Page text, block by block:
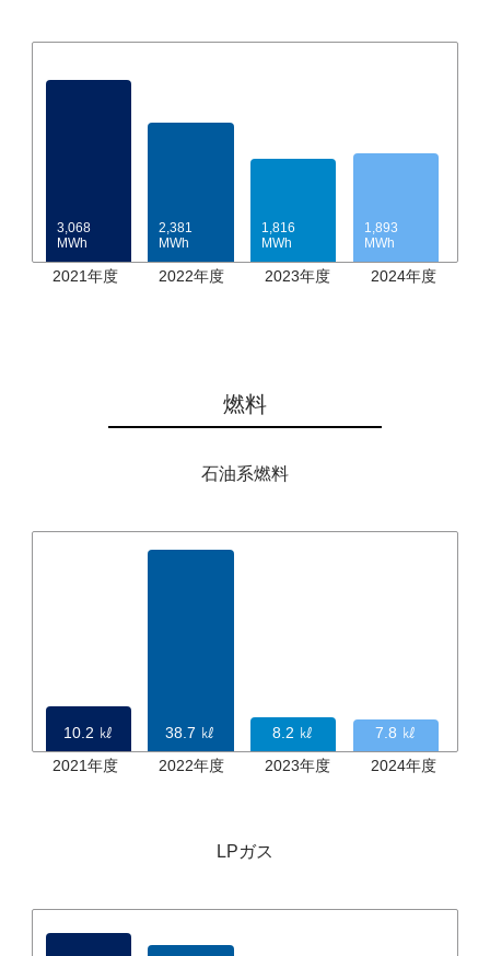
3,068
MWh
2,381
MWh
1,816
MWh
1,893
MWh
2021年度 2022年度 2023年度 2024年度
燃料
石油系燃料
10.2 ㎘ 38.7 ㎘ 8.2 ㎘
7.8 ㎘
2021年度
2022年度 2023年度 2024年度
LPガス